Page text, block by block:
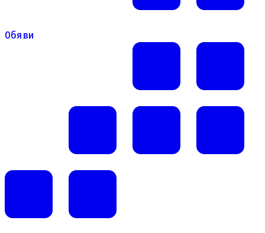
Обяви